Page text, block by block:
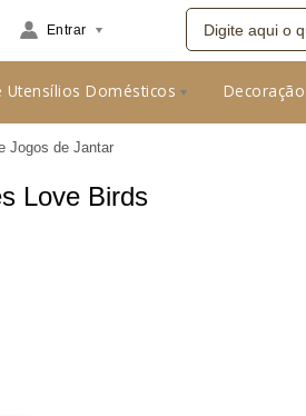
Entrar
Utensílios Domésticos Decoração
Jogos de Jantar
Love Birds